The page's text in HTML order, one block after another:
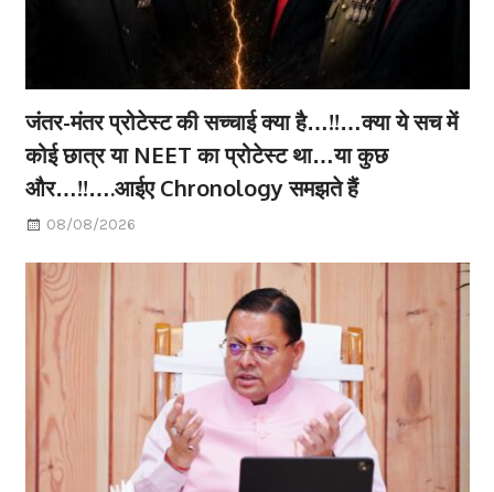
जंतर-मंतर प्रोटेस्ट की सच्चाई क्या है…!!…क्या ये सच में
कोई छात्र या NEET का प्रोटेस्ट था…या कुछ
और…!!….आईए Chronology समझते हैं
08/08/2026